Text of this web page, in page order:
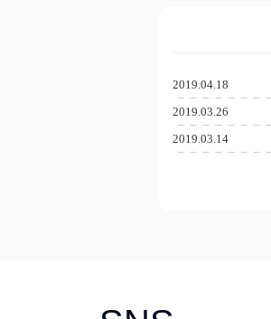
2019.04.18
2019.03.26
2019.03.14